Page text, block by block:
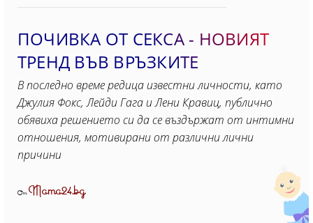
ПОЧИВКА ОТ СЕКСА - НОВИЯТ
ТРЕНД ВЪВ ВРЪЗКИТЕ
В последно време редица известни личности, като
Джулия Фокс, Лейди Гага и Лени Кравиц, публично
обявиха решението си да се въздържат от интимни
отношения, мотивирани от различни лични
причини
ОтMama24.bg